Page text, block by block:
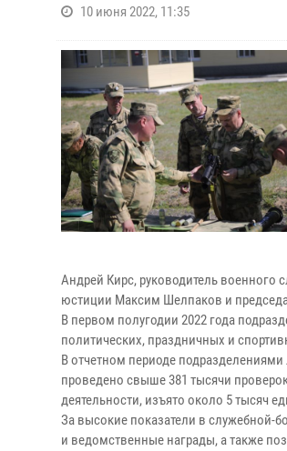
10 июня 2022, 11:35
Андрей Кирс, руководитель военного
юстиции Максим Шелпаков и
В первом полугодии 2022 года
политических, праздничных и
В отчетном периоде
проведено свыше 381 тысячи
деятельности, изъято около 5 тысяч
За высокие показатели в служебной-
и ведомственные награды, а также